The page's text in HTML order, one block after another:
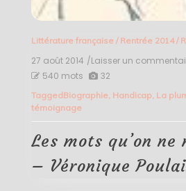
Littérature française/ Rentrée 2014/
27 août 2014 /Laisser un
540 mots 32
TaggedBiographie, Handicap, La
témoignage
Les mots qu’on
– Véronique